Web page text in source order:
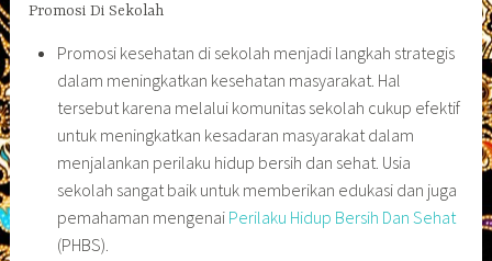
Promosi Di Sekolah
Promosi kesehatan di sekolah menjadi langkah strategis
dalam meningkatkan kesehatan masyarakat. Hal
tersebut karena melalui komunitas sekolah cukup efektif
untuk meningkatkan kesadaran masyarakat dalam
menjalankan perilaku hidup bersih dan sehat. Usia
sekolah sangat baik untuk memberikan edukasi dan juga
pemahaman mengenai Perilaku Hidup Bersih Dan Sehat
(PHBS).